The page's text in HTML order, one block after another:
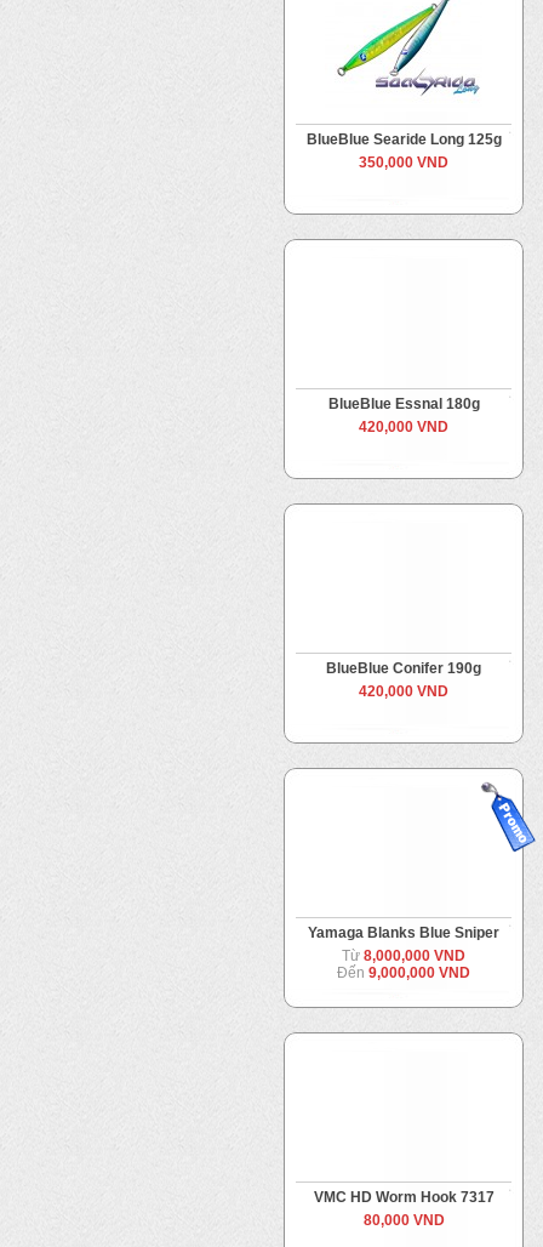
BlueBlue Searide Long 125g
350,000 VND
BlueBlue Essnal 180g
420,000 VND
BlueBlue Conifer 190g
420,000 VND
Yamaga Blanks Blue Sniper
Từ 8,000,000 VND
Đến 9,000,000 VND
VMC HD Worm Hook 7317
80,000 VND